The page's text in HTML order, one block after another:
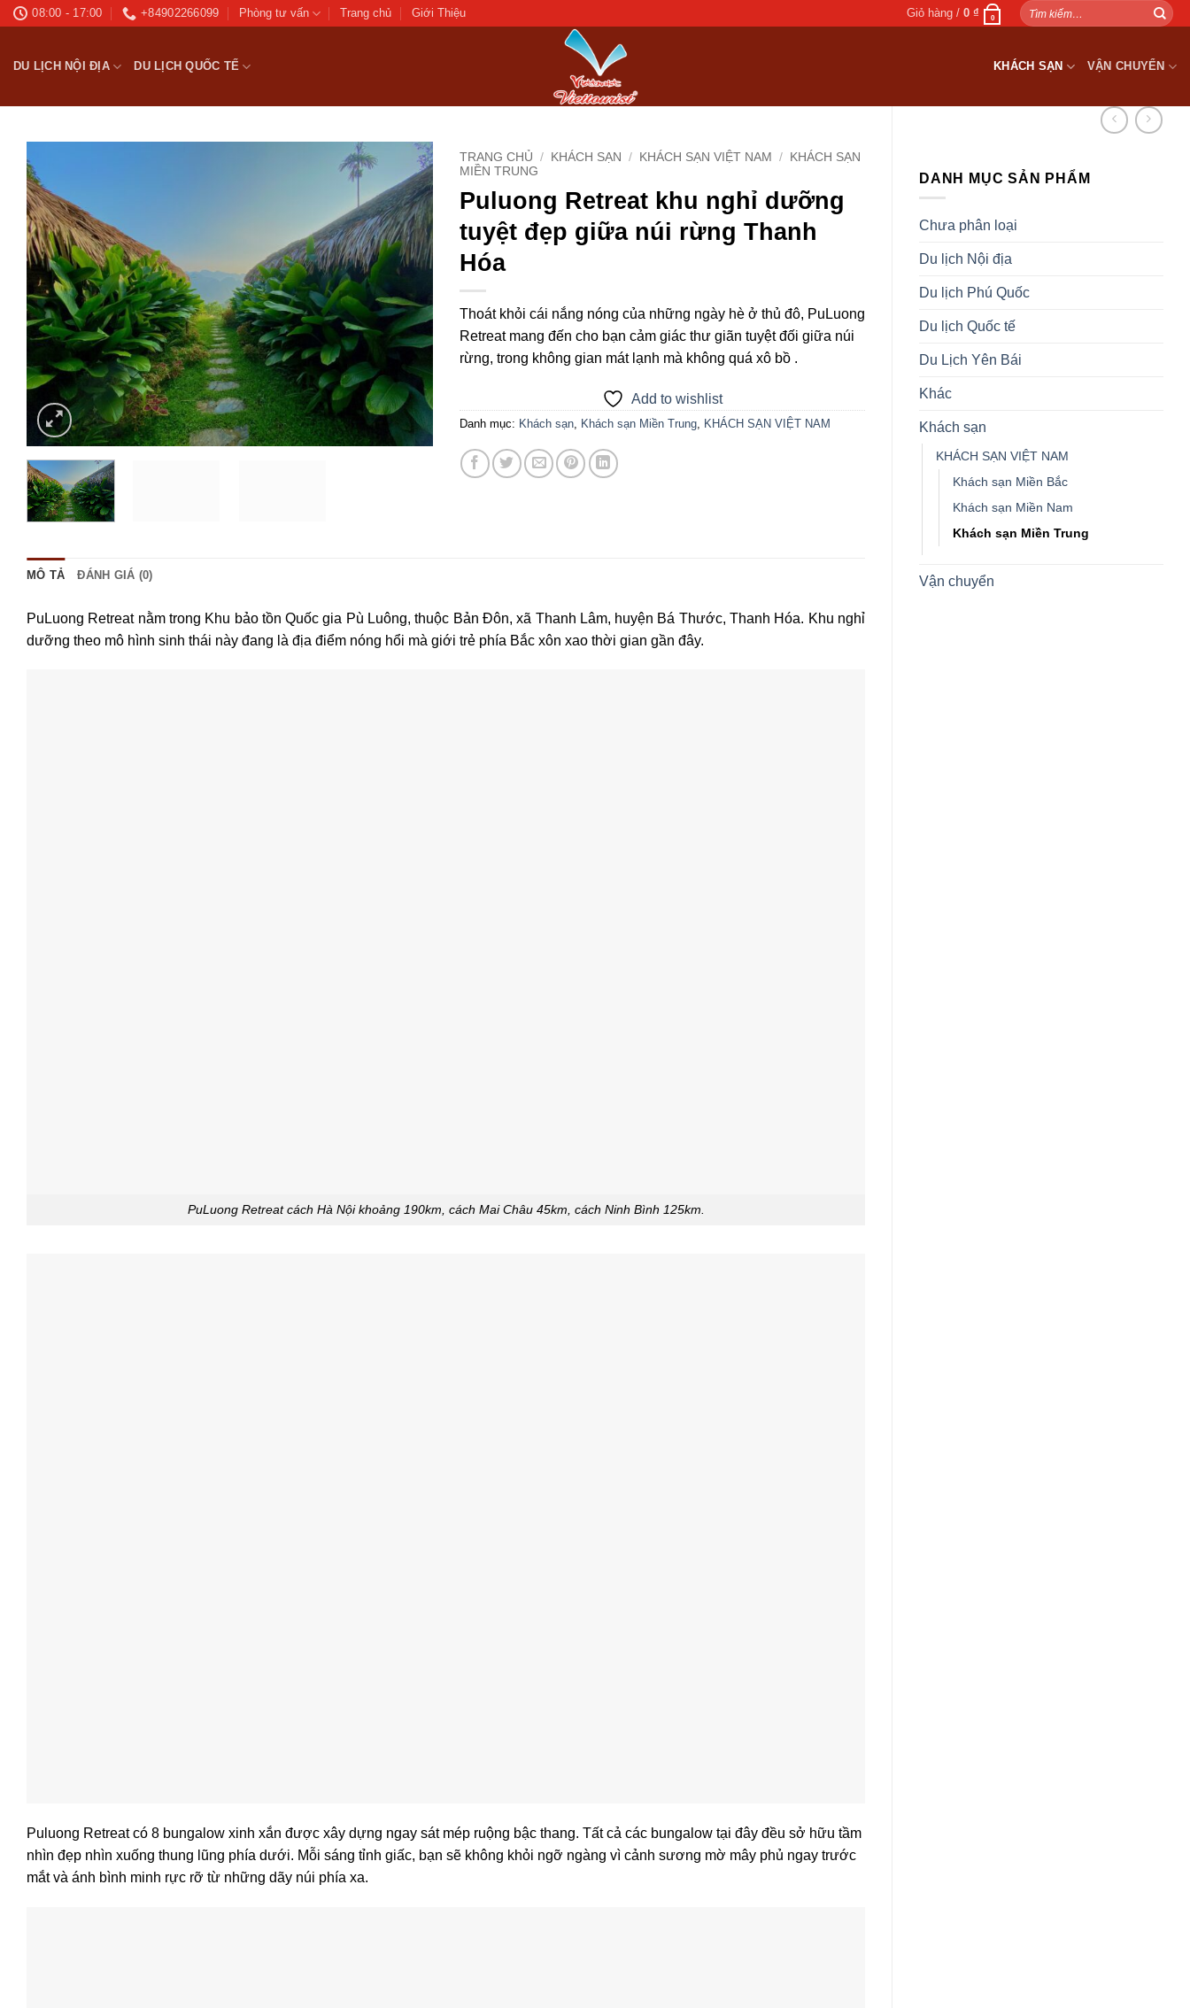
Bỏ
08:00 - 17:00 +84902266099 Phòng tư vấn Trang chủ Giới Thiệu Giỏ hàng /0₫ 0
Tìm
kiếm:
DU LỊCH NỘI ĐỊA DU LỊCH QUỐC TẾ KHÁCH SẠN VẬN CHUYỂN
DANH MỤC SẢN PHẨM
Chưa phân loại
Du lịch Nội địa
Du lịch Phú Quốc
Du lịch Quốc tế
Du Lịch Yên Bái
Khác
Khách sạn
KHÁCH SẠN VIỆT NAM
Khách sạn Miền Bắc
Khách sạn Miền Nam
Khách sạn Miền Trung
Vận chuyển
Add to
wishlist
TRANG CHỦ / KHÁCH SẠN / KHÁCH SẠN VIỆT NAM /
KHÁCH SẠN
MIỀN TRUNG
Puluong Retreat khu nghỉ dưỡng
tuyệt đẹp giữa núi rừng Thanh
Hóa
Thoát khỏi cái nắng nóng của những ngày hè ở thủ đô, PuLuong
Retreat mang đến cho bạn cảm giác thư giãn tuyệt đối giữa núi
rừng, trong không gian mát lạnh mà không quá xô bồ .
Add to wishlist
Danh mục: Khách sạn, Khách sạn Miền Trung, KHÁCH SẠN VIỆT NAM
MÔ TẢ ĐÁNH GIÁ (0)
PuLuong Retreat nằm trong Khu bảo tồn Quốc gia Pù Luông, thuộc Bản Đôn, xã Thanh Lâm, huyện Bá Thước, Thanh Hóa. Khu nghỉ
dưỡng theo mô hình sinh thái này đang là địa điểm nóng hổi mà giới trẻ phía Bắc xôn xao thời gian gần đây.
PuLuong Retreat cách Hà Nội khoảng 190km, cách Mai Châu 45km, cách Ninh Bình 125km.
Puluong Retreat có 8 bungalow xinh xắn được xây dựng ngay sát mép ruộng bậc thang. Tất cả các bungalow tại đây đều sở hữu tầm
nhìn đẹp nhìn xuống thung lũng phía dưới. Mỗi sáng tỉnh giấc, bạn sẽ không khỏi ngỡ ngàng vì cảnh sương mờ mây phủ ngay trước
mắt và ánh bình minh rực rỡ từ những dãy núi phía xa.